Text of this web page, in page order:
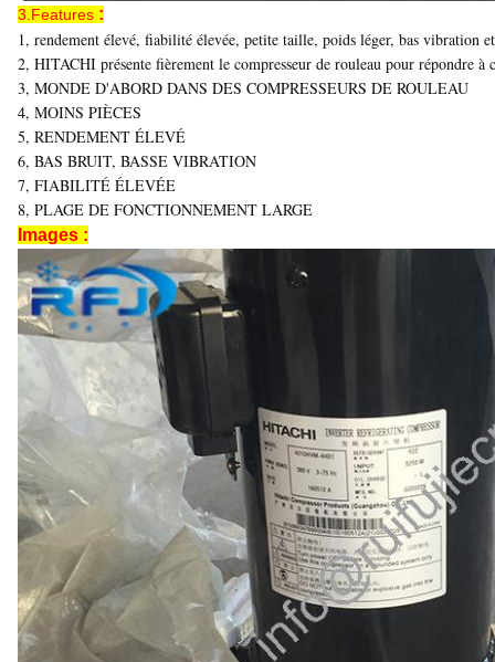
3.Features :
1, rendement élevé, fiabilité élevée, petite taille, poids léger, bas vibration
2, HITACHI présente fièrement le compresseur de rouleau pour répondre
3, MONDE D'ABORD DANS DES COMPRESSEURS DE ROULEAU
4, MOINS PIÈCES
5, RENDEMENT ÉLEVÉ
6, BAS BRUIT, BASSE VIBRATION
7, FIABILITÉ ÉLEVÉE
8, PLAGE DE FONCTIONNEMENT LARGE
Images :